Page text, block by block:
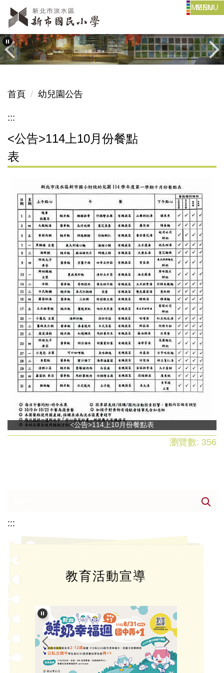
跳
到
主
要
內
區
MENU
首頁 幼兒園公告
:::
<公告>114上10月份餐點
表
<公告>114上10月份餐點表
瀏覽數: 356
:::
教育活動宣導